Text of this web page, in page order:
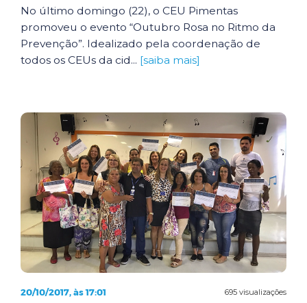
No último domingo (22), o CEU Pimentas
promoveu o evento “Outubro Rosa no Ritmo da
Prevenção”. Idealizado pela coordenação de
todos os CEUs da cid... [saiba mais]
695 visualizações
20/10/2017, às 17:01